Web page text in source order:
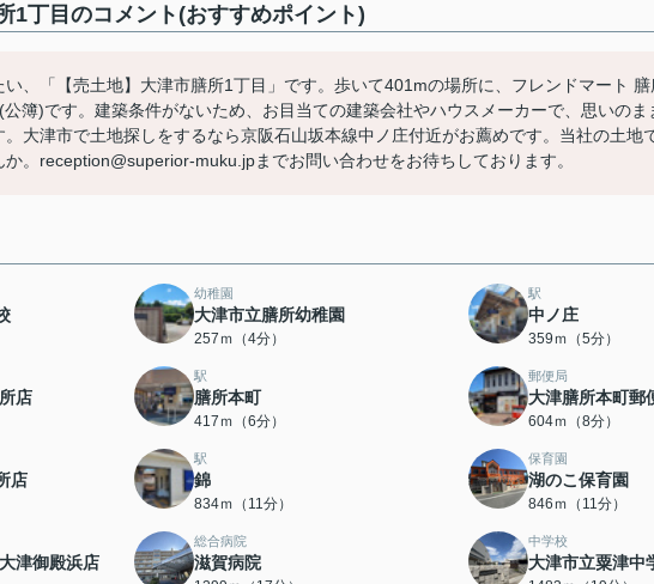
1丁目のコメント(おすすめポイント)
、「【売土地】大津市膳所1丁目」です。歩いて401mの場所に、フレンドマート 膳
簿)です。建築条件がないため、お目当ての建築会社やハウスメーカーで、思いのま
大津市で土地探しをするなら京阪石山坂本線中ノ庄付近がお薦めです。当社の土地
。reception@superior-muku.jpまでお問い合わせをお待ちしております。
幼稚園
大津市立膳所幼稚園
257ｍ（4分）
駅
中ノ庄
359ｍ（5分）
店
駅
膳所本町
417ｍ（6分）
郵便局
大津膳所本町郵
604ｍ（8分）
店
駅
錦
834ｍ（11分）
保育園
湖のこ保育園
846ｍ（11分）
津御殿浜店
総合病院
滋賀病院
中学校
大津市立粟津中